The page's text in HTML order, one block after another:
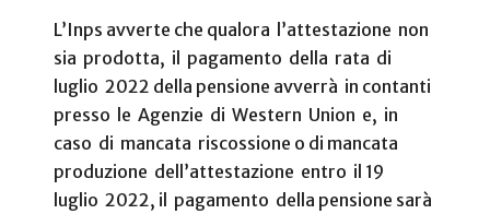
L’Inps avverte che qualora l’attestazione non
sia prodotta, il pagamento della rata di
luglio 2022 della pensione avverrà in contanti
presso le Agenzie di Western Union e, in
caso di mancata riscossione o di mancata
produzione dell’attestazione entro il 19
luglio 2022, il pagamento della pensione sarà